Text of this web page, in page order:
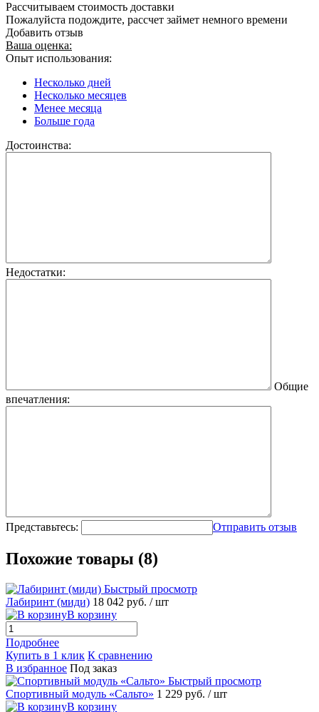
Рассчитываем стоимость доставки
Пожалуйста подождите, рассчет займет немного времени
Добавить отзыв
Ваша оценка:
Опыт использования:
Несколько дней
Несколько месяцев
Менее месяца
Больше года
Достоинства:
Недостатки:
Общие
впечатления:
Представьтесь: Отправить отзыв
Похожие товары (8)
Быстрый просмотр
Лабиринт (миди) 18 042 руб. / шт
В корзину
Подробнее
Купить в 1 клик К сравнению
В избранное Под заказ
Быстрый просмотр
Спортивный модуль «Сальто» 1 229 руб. / шт
В корзину